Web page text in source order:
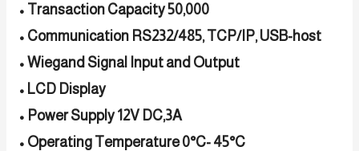
• Transaction Capacity 50,000
• Communication RS232/485, TCP/IP, USB-host
• Wiegand Signal Input and Output
• LCD Display
• Power Supply 12V DC,3A
• Operating Temperature 0°C- 45°C